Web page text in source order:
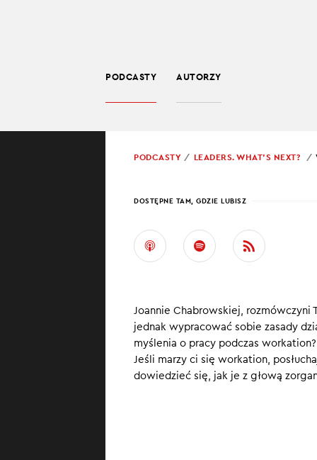
PODCASTY AUTORZY
PROWADZĄCY:
PODCASTY
LEADERS. WHAT’S NEXT?
DOSTĘPNE TAM, GDZIE LUBISZ
Joannie Chabrowskiej, rozmówczyni
jednak wypracować sobie zasady
myślenia o pracy podczas
Jeśli marzy ci się workation,
dowiedzieć się, jak je z głową